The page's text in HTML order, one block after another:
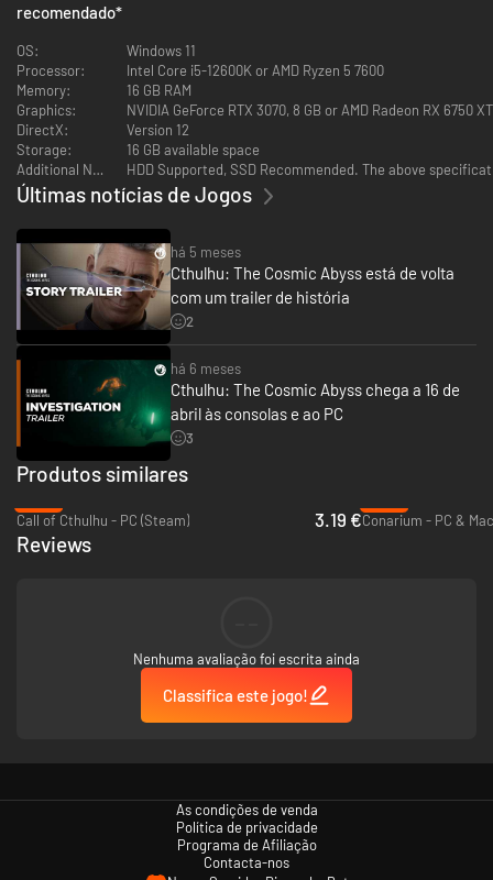
recomendado*
OS:
Windows 11
Processor:
Intel Core i5-12600K or AMD Ryzen 5 7600
Memory:
16 GB RAM
Graphics:
NVIDIA GeForce RTX 3070, 8 GB or AMD Radeon RX 6750
DirectX:
Version 12
Storage:
16 GB available space
Additional Notes:
HDD Supported, SSD Recommended. The above
Últimas notícias de Jogos
há 5 meses
Cthulhu: The Cosmic Abyss está de volta
com um trailer de história
2
há 6 meses
Cthulhu: The Cosmic Abyss chega a 16 de
abril às consolas e ao PC
3
Produtos similares
Call of Cthulhu - PC (Steam)
3.19 €Conarium - PC &
Reviews
Nenhuma avaliação foi escrita ainda
Classifica este jogo!
As condições de venda
Política de privacidade
Programa de Afiliação
Contacta-nos